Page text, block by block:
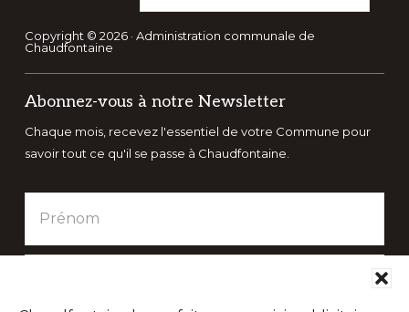
ce
site
Copyright © 2026 · Administration communale de
Chaudfontaine
Abonnez-vous à notre Newsletter
Chaque mois, recevez l'essentiel de votre Commune pour
savoir tout ce qu'il se passe à Chaudfontaine.